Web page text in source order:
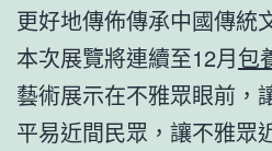
更好地傳佈傳承中國傳統
本次展覽將連續至12月包
藝術展示在不雅眾眼前，
平易近間民眾，讓不雅眾